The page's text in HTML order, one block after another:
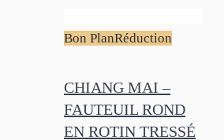
Bon PlanRéduction
CHIANG MAI –
FAUTEUIL ROND
EN ROTIN TRESSÉ